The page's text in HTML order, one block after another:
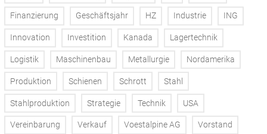
Finanzierung Geschäftsjahr HZ Industrie ING
Innovation Investition Kanada Lagertechnik
Logistik Maschinenbau Metallurgie Nordamerika
Produktion Schienen Schrott Stahl
Stahlproduktion Strategie Technik USA
Vereinbarung Verkauf Voestalpine AG Vorstand